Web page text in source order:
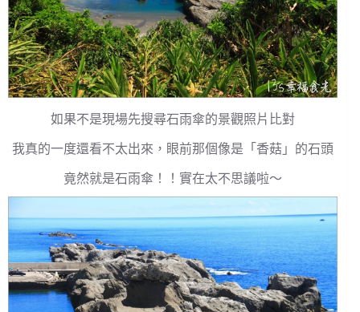
如果不是現場先搜尋石雨傘的景觀照片比對
我真的一度還看不太出來，眼前那個像是「香菇」的石頭
竟然就是石雨傘！！實在太不思議啦～